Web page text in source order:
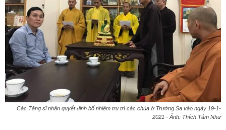
Các Tăng sĩ nhận quyết định bổ nhiệm trụ trì các chùa ở Trường Sa vào ngày 19-1-
2021 - Ảnh: Thích Tâm Như